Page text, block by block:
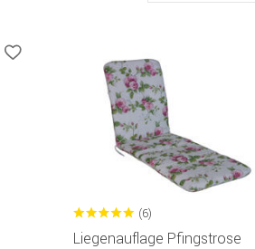
(6)
Liegenauflage Pfingstrose